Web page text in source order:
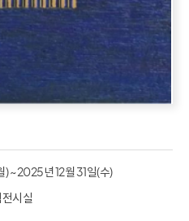
~ 2025년 12월 31일(수)
시실